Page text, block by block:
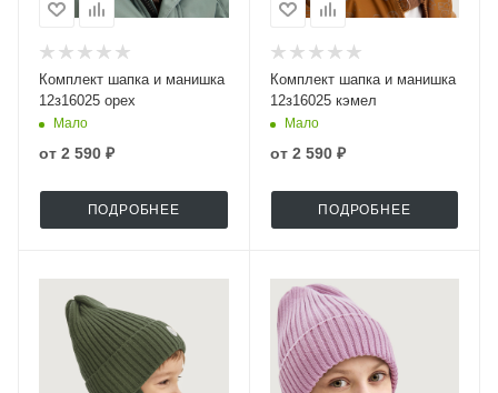
Комплект шапка и манишка
12з16025 орех
Мало
от 2 590 ₽
ПОДРОБНЕЕ
Комплект шапка и манишка
12з16025 кэмел
Мало
от 2 590 ₽
ПОДРОБНЕЕ